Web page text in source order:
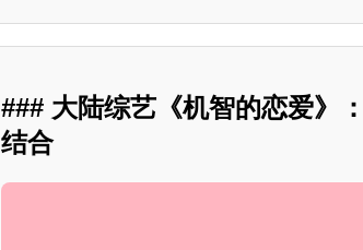
### 大陆综艺《机智的恋爱》
结合